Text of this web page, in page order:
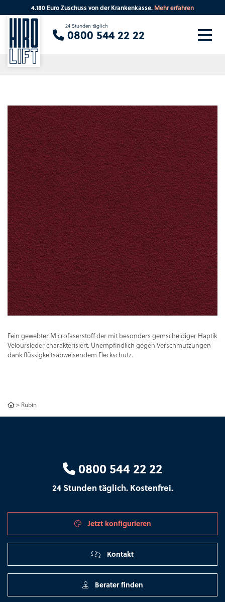
Fein gewebter Microfaserstoff der mit besonders gemscheidiger Haptik
Veloursleder charakterisiert. Unempfindlich gegen Verschmutzungen
dank flüssigkeitsabweisendem Fleckschutz.
> Rubin
0800 544 22 22
24 Stunden täglich. Kostenfrei.
Jetzt konfigurieren
Kontakt
Berater finden
4.180 Euro Zuschuss von der Krankenkasse. Mehr erfahren
24 Stunden täglich
0800 544 22 22
Sie suchen eine Beratung vor Ort?
Ihre PLZ Beratung